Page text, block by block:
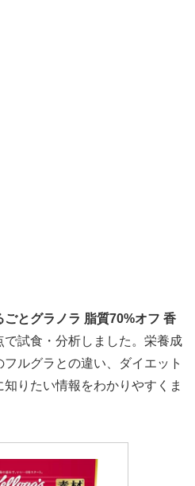
ごとグラノラ 脂質70%オフ 香
で試食・分析しました。栄養成
ルグラとの違い、ダイエット
りたい情報をわかりやすくま